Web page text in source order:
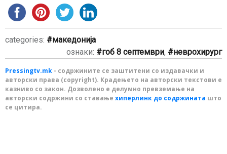
categories:
македонија
ознаки:
гоб 8 септември, неврохирург
Pressingtv.mk - содржините се заштитени со издавачки и
авторски права (copyright). Крадењето на авторски текстови е
казниво со закон. Дозволено е делумно превземање на
авторски содржини со ставање хиперлинк до содржината што
се цитира.